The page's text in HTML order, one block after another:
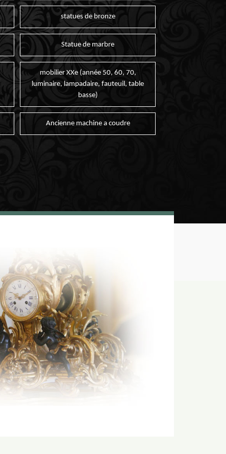
statues de bronze
Statue de marbre
mobilier XXe (année 50, 60, 70,
luminaire, lampadaire, fauteuil, table
basse)
Ancienne machine a coudre